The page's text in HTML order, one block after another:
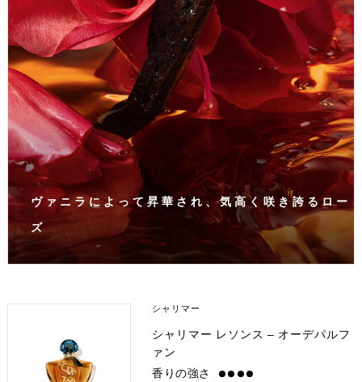
ヴァニラによって昇華され、気高く咲き誇るロー
ズ
シャリマー
シャリマー レソンス – オーデパルフ
ァン
香りの強さ
strong